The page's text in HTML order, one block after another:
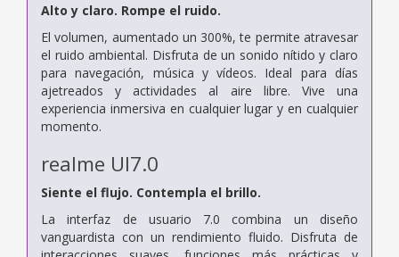
Alto y claro. Rompe el ruido.
El volumen, aumentado un 300%, te permite atravesar
el ruido ambiental. Disfruta de un sonido nítido y claro
para navegación, música y vídeos. Ideal para días
ajetreados y actividades al aire libre. Vive una
experiencia inmersiva en cualquier lugar y en cualquier
momento.
realme UI7.0
Siente el flujo. Contempla el brillo.
La interfaz de usuario 7.0 combina un diseño
vanguardista con un rendimiento fluido. Disfruta de